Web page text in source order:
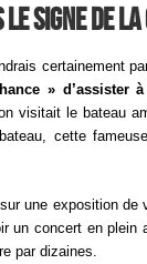
signe de
certainement
» d’assister
visitait le bateau
cette
une exposition
un concert en plein
par dizaines.